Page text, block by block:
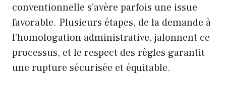
conventionnelle s’avère parfois une issue
favorable. Plusieurs étapes, de la demande à
l’homologation administrative, jalonnent ce
processus, et le respect des règles garantit
une rupture sécurisée et équitable.